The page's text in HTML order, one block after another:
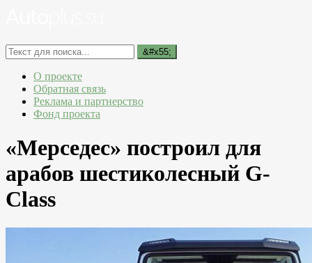
О проекте
Обратная связь
Реклама и партнерство
Фонд проекта
«Мерседес» построил для
арабов шестиколесный G-
Class